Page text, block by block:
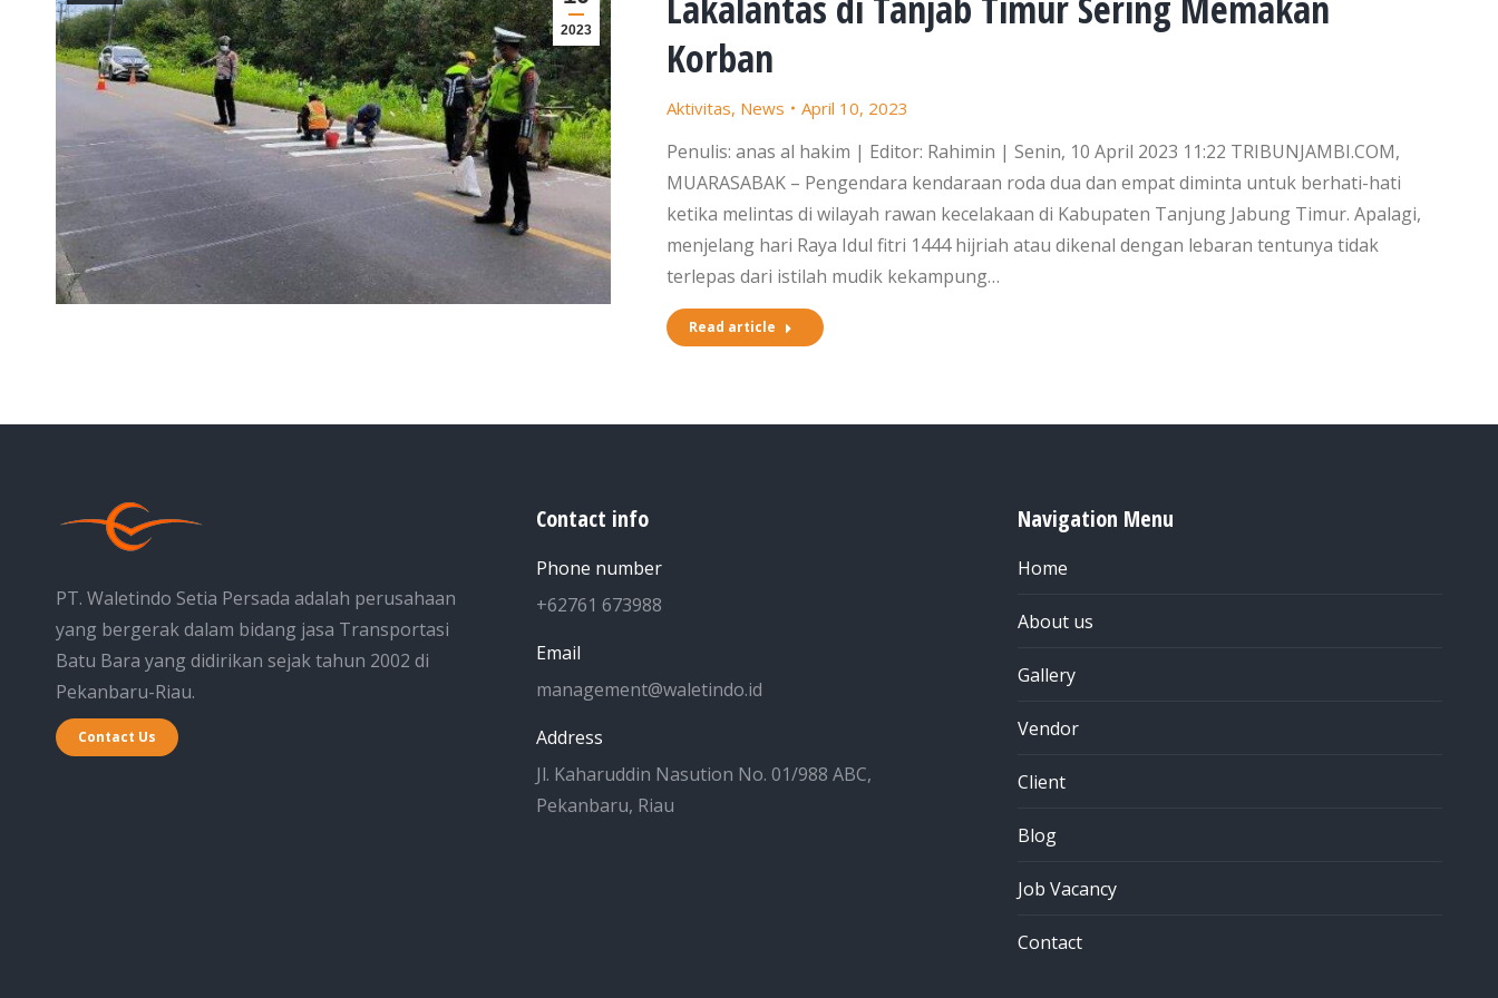
2023
Korban
Aktivitas, News April 10, 2023
Penulis: anas al hakim | Editor: Rahimin | Senin, 10 April 2023 11:22 TRIBUNJAMBI.COM,
MUARASABAK – Pengendara kendaraan roda dua dan empat diminta untuk berhati-hati
ketika melintas di wilayah rawan kecelakaan di Kabupaten Tanjung Jabung Timur. Apalagi,
menjelang hari Raya Idul fitri 1444 hijriah atau dikenal dengan lebaran tentunya tidak
terlepas dari istilah mudik kekampung…
Read article
PT. Waletindo Setia Persada adalah perusahaan
yang bergerak dalam bidang jasa Transportasi
Batu Bara yang didirikan sejak tahun 2002 di
Pekanbaru-Riau.
Contact Us
Contact info
Phone number
+62761 673988
Email
management@waletindo.id
Address
Jl. Kaharuddin Nasution No. 01/988 ABC,
Pekanbaru, Riau
Navigation Menu
Home
About us
Gallery
Vendor
Client
Blog
Job Vacancy
Contact